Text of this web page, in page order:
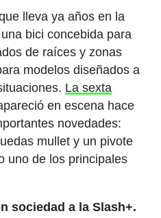
lleva ya años en la
bici concebida para
de raíces y zonas
modelos diseñados a
La sexta
en escena hace
novedades:
mullet y un pivote
uno de los principales
sociedad a la Slash+.